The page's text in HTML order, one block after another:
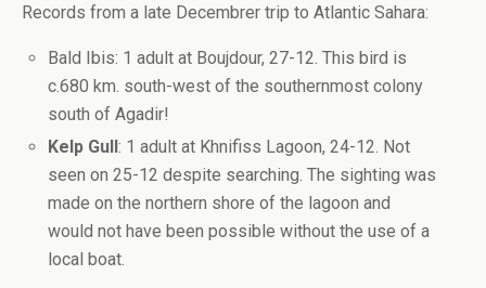
Records from a late Decembrer trip to Atlantic Sahara:
Bald Ibis: 1 adult at Boujdour, 27-12. This bird is
c.680 km. south-west of the southernmost colony
south of Agadir!
Kelp Gull: 1 adult at Khnifiss Lagoon, 24-12. Not
seen on 25-12 despite searching. The sighting was
made on the northern shore of the lagoon and
would not have been possible without the use of a
local boat.